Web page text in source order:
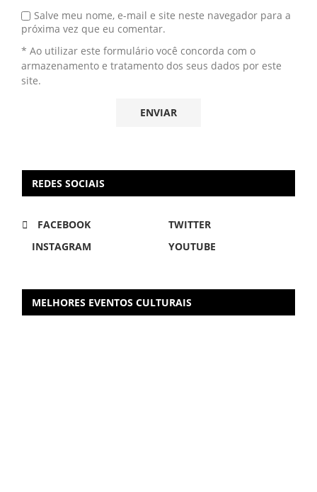
Salve meu nome, e-mail e site neste navegador para a
próxima vez que eu comentar.
* Ao utilizar este formulário você concorda com o
armazenamento e tratamento dos seus dados por este
site.
REDES SOCIAIS
FACEBOOK
TWITTER
INSTAGRAM
YOUTUBE
MELHORES EVENTOS CULTURAIS